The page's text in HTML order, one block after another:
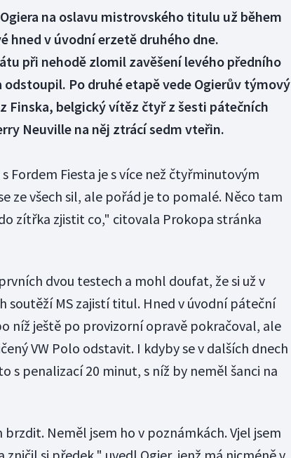
na oslavu mistrovského titulu už během
hned v úvodní erzetě druhého dne.
při nehodě zlomil zavěšení levého předního
odstoupil. Po druhé etapě vede Ogierův týmový
Finska, belgický vítěz čtyř z šesti pátečních
Neuville na něj ztrácí sedm vteřin.
Fordem Fiesta je s více než čtyřminutovým
ze všech sil, ale pořád je to pomalé. Něco tam
zítřka zjistit co," citovala Prokopa stránka
dvou testech a mohl doufat, že si už v
soutěží MS zajistí titul. Hned v úvodní páteční
níž ještě po provizorní opravě pokračoval, ale
VW Polo odstavit. I kdyby se v dalších dnech
s penalizací 20 minut, s níž by neměl šanci na
Neměl jsem ho v poznámkách. Vjel jsem